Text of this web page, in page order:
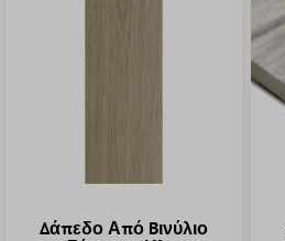
Δάπεδο Από Bινύλιο